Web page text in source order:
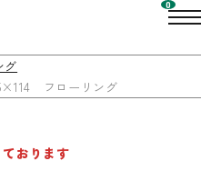
グ
フローリング
おります